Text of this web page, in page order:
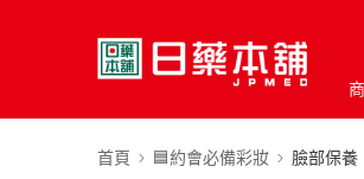
首頁 🟦約會必備彩妝 臉部保養